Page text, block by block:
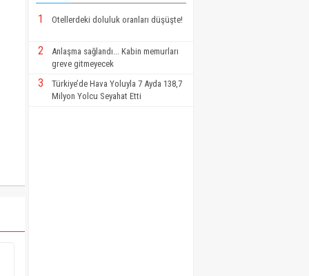
1 Otellerdeki doluluk oranları düşüşte!
2
Anlaşma sağlandı... Kabin memurları
greve gitmeyecek
3
Türkiye’de Hava Yoluyla 7 Ayda 138,7
Milyon Yolcu Seyahat Etti